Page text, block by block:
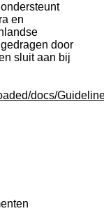
en
door
sluit aan bij
docs/